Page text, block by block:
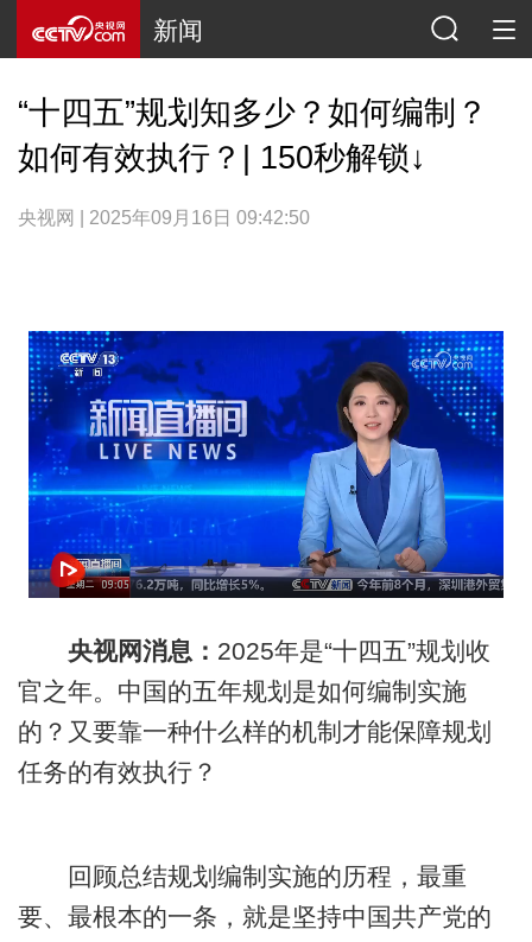
新闻
“十四五”规划知多少？如何编制？
如何有效执行？| 150秒解锁↓
央视网 | 2025年09月16日 09:42:50
央视网消息： 2025年是“十四五”规划收
官之年。中国的五年规划是如何编制实施
的？又要靠一种什么样的机制才能保障规划
任务的有效执行？
回顾总结规划编制实施的历程，最重
要、最根本的一条，就是坚持中国共产党的